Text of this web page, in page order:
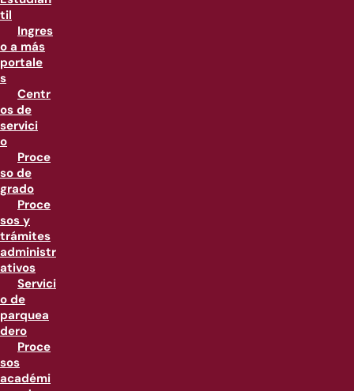
til
Ingres
o a más
portale
s
Centr
os de
servici
o
Proce
so de
grado
Proce
sos y
trámites
administr
ativos
Servici
o de
parquea
dero
Proce
sos
académi